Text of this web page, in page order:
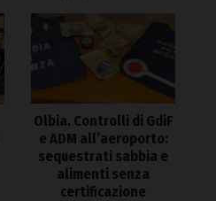
Olbia. Controlli di GdiF
e ADM all’aeroporto:
sequestrati sabbia e
alimenti senza
certificazione